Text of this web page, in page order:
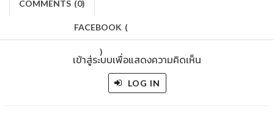
COMMENTS (0)
FACEBOOK (
)
เข้าสู่ระบบเพื่อแสดงความคิดเห็น
LOG IN